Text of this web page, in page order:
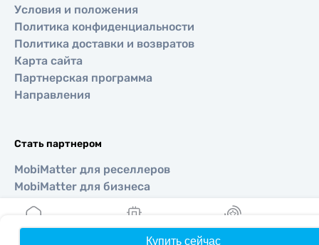
Купить сейчас
Условия и положения
Политика конфиденциальности
Политика доставки и возвратов
Карта сайта
Партнерская программа
Направления
Стать партнером
MobiMatter для реселлеров
MobiMatter для бизнеса
MobiMatter для аффилиатов
Мои eSIM Бонусы